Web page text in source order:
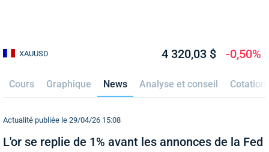
XAUUSD 4 320,03 $ -0,50%
Cours Graphique News Analyse et conseil
Actualité publiée le 29/04/26 15:08
L'or se replie de 1% avant les annonces de la Fed